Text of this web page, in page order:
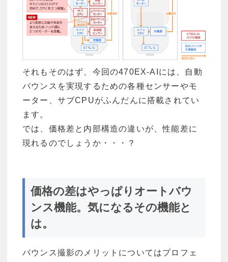
それもそのはず、今回の470EX-AIには、自動
バウンスを実現するための各種センサーやモ
ーター、サブCPUがふんだんに搭載されてい
ます。
では、価格差と内部構造の違いが、性能差に
現れるのでしょうか・・・？
価格の差はやっぱりオートバウ
ンス機能。気になるその機能と
は。
バウンス撮影のメリットについてはプロフェ